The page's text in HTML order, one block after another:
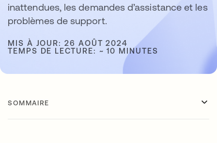
inattendues, les demandes d’assistance et les
problèmes de support.
MIS À JOUR: 26 AOÛT 2024
TEMPS DE LECTURE: ~ 10 MINUTES
SOMMAIRE